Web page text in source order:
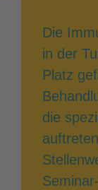
Die
in der
Platz
die